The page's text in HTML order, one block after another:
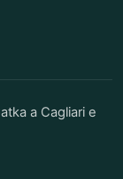
a Cagliari e